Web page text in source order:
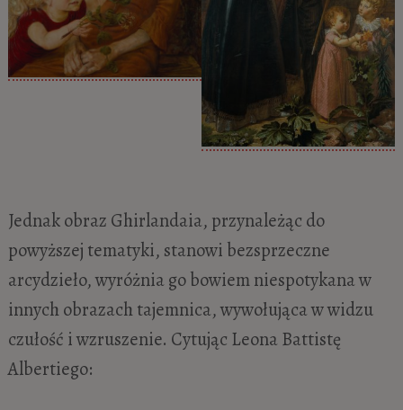
Jednak obraz Ghirlandaia, przynależąc do
powyższej tematyki, stanowi bezsprzeczne
arcydzieło, wyróżnia go bowiem niespotykana w
innych obrazach tajemnica, wywołująca w widzu
czułość i wzruszenie. Cytując Leona Battistę
Albertiego: